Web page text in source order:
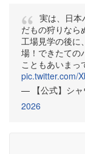
実は、日本
だもの狩りなら
工場見学の後に
場！できたての
こともあいまっ
pic.twitter.com/
— 【公式】シャ
2026